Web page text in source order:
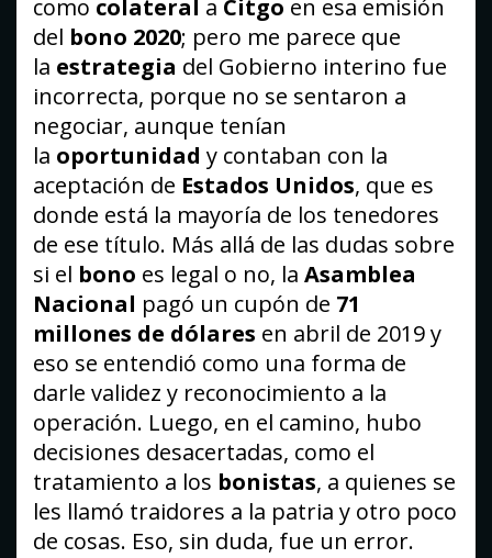
como colateral a Citgo en esa emisión
del bono 2020; pero me parece que
la estrategia del Gobierno interino fue
incorrecta, porque no se sentaron a
negociar, aunque tenían
la oportunidad y contaban con la
aceptación de Estados Unidos, que es
donde está la mayoría de los tenedores
de ese título. Más allá de las dudas sobre
si el bono es legal o no, la Asamblea
Nacional pagó un cupón de 71
millones de dólares en abril de 2019 y
eso se entendió como una forma de
darle validez y reconocimiento a la
operación. Luego, en el camino, hubo
decisiones desacertadas, como el
tratamiento a los bonistas, a quienes se
les llamó traidores a la patria y otro poco
de cosas. Eso, sin duda, fue un error.